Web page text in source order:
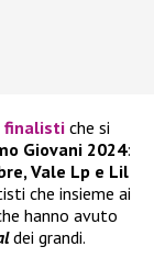
finalistiche si
Giovani 2024:
Vale Lp e Lil
che insieme ai
hanno avuto
dei grandi.